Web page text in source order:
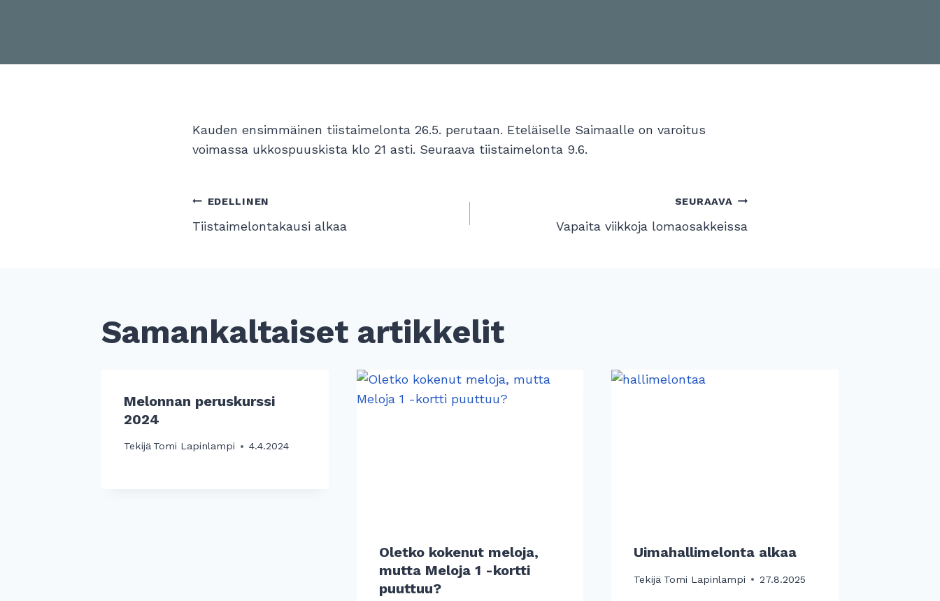
Kauden ensimmäinen tiistaimelonta 26.5. perutaan. Eteläiselle Saimaalle on varoitus
voimassa ukkospuuskista klo 21 asti. Seuraava tiistaimelonta 9.6.
Artikkelien
EDELLINEN
Tiistaimelontakausi alkaa
SEURAAVA
Vapaita viikkoja lomaosakkeissa
Samankaltaiset artikkelit
Melonnan peruskurssi
2024
Tekijä Tomi Lapinlampi 4.4.2024
Oletko kokenut meloja,
mutta Meloja 1 -kortti
puuttuu?
Uimahallimelonta alkaa
Tekijä Tomi Lapinlampi 27.8.2025